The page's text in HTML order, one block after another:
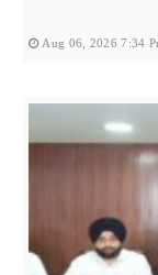
Aug 06, 2026 7:34